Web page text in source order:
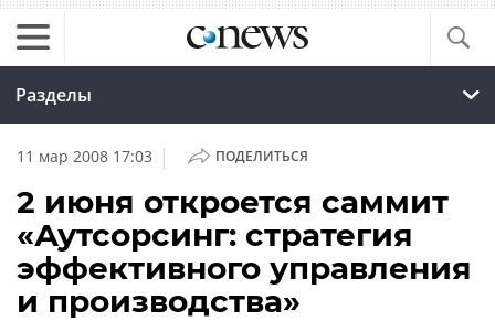
Разделы
11 мар 2008 17:03 | ПОДЕЛИТЬСЯ
2 июня откроется саммит
«Аутсорсинг: стратегия
эффективного управления
и производства»